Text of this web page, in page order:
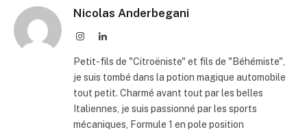
Nicolas Anderbegani
InstagramLinkedIn
Petit-fils de "Citroëniste" et fils de "Béhémiste",
je suis tombé dans la potion magique automobile
tout petit. Charmé avant tout par les belles
Italiennes, je suis passionné par les sports
mécaniques, Formule 1 en pole position